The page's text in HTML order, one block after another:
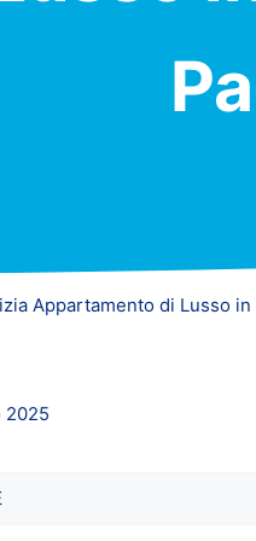
Appartamento di Lusso
2025